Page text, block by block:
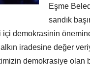
Eşme
sandık
içi demokrasinin
iradesine değer
demokrasiye olan